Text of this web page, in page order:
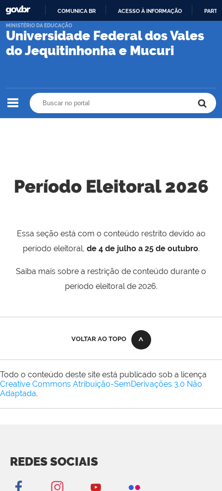
PARA
CONTEÚDO
COMUNICA BR ACESSO À INFORMAÇÃO
Universidade Federal dos Vales
do Jequitinhonha e Mucuri
MINISTÉRIO DA EDUCAÇÃO
Período Eleitoral 2026
Essa seção está com o conteúdo restrito devido ao
período eleitoral, de 4 de julho a 25 de outubro.
Saiba mais sobre a restrição de conteúdo durante o
período eleitoral de 2026.
VOLTAR AO TOPO
Todo o conteúdo deste site está publicado sob a licença
Creative Commons Atribuição-SemDerivações 3.0 Não
Adaptada.
REDES SOCIAIS